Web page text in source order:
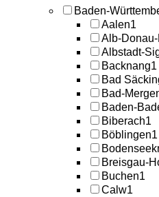
Baden-
Aalen1
Alb-
Albstadt-
Backnang1
Bad
Bad-
Baden-
Biberach1
Böblingen1
Breisgau-
Buchen1
Calw1